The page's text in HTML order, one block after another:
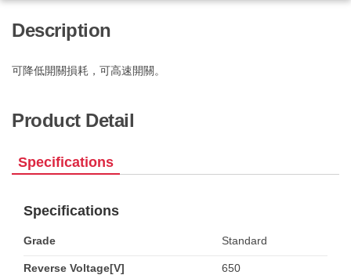
Description
可降低開關損耗，可高速開關。
Product Detail
Specifications
Specifications
Grade Standard
Reverse Voltage[V] 650